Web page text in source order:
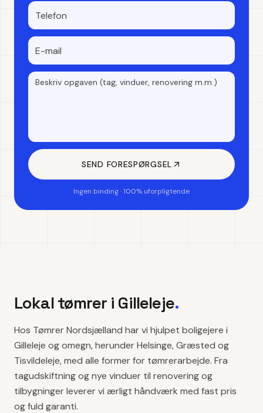
SEND FORESPØRGSEL
Ingen binding · 100% uforpligtende
Lokal tømrer i Gilleleje.
Hos Tømrer Nordsjælland har vi hjulpet boligejere i
Gilleleje og omegn, herunder Helsinge, Græsted og
Tisvildeleje, med alle former for tømrerarbejde. Fra
tagudskiftning og nye vinduer til renovering og
tilbygninger leverer vi ærligt håndværk med fast pris
og fuld garanti.